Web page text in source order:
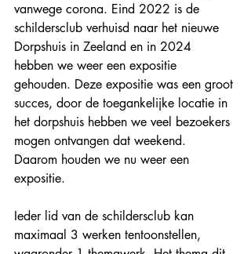
vanwege corona. Eind 2022 is de
schildersclub verhuisd naar het nieuwe
Dorpshuis in Zeeland en in 2024
hebben we weer een expositie
gehouden. Deze expositie was een groot
succes, door de toegankelijke locatie in
het dorpshuis hebben we veel bezoekers
mogen ontvangen dat weekend.
Daarom houden we nu weer een
expositie.
Ieder lid van de schildersclub kan
maximaal 3 werken tentoonstellen,